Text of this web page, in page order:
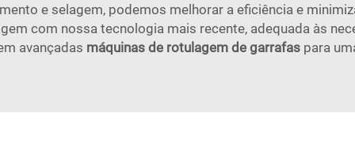
e selagem, podemos melhorar a eficiência e
com nossa tecnologia mais recente, adequada às
avançadas máquinas de rotulagem de garrafas para